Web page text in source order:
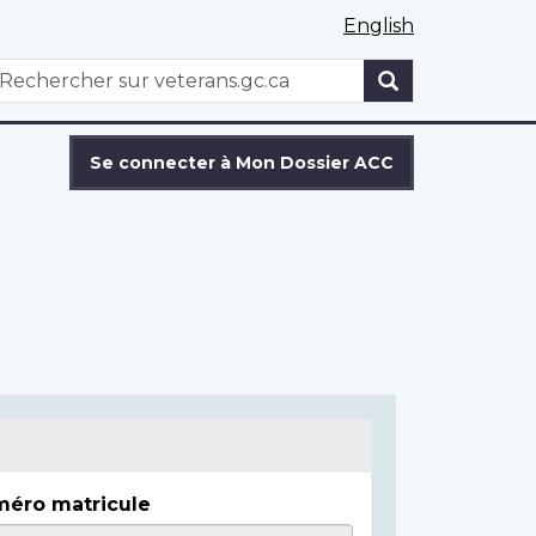
English
WxT
Se connecter à Mon Dossier ACC
matricule